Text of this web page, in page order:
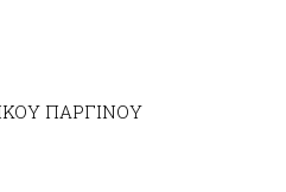
ΠΑΡΓΙΝΟΥ